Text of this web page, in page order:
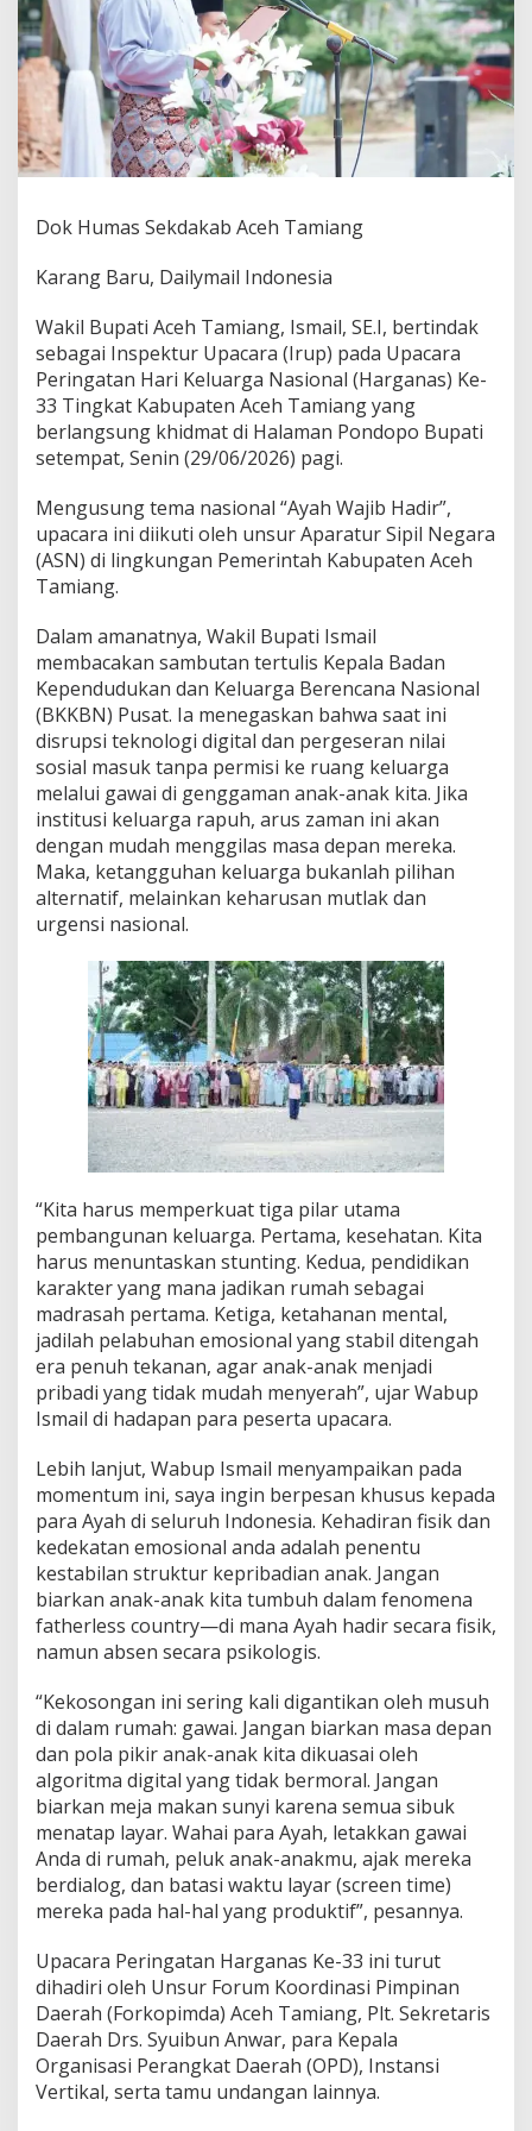
-
3
3
W
a
b
u
I
m
a
l
T
e
a
n
k
n
P
e
n
n
g
n
y
a
P
e
r
a
n
A
k
i
f
y
a
h
u
n
t
u
k
e
b
a
n
g
u
n
a
n
K
e
l
a
r
g
a
Dok Humas Sekdakab Aceh Tamiang
Karang Baru, Dailymail Indonesia
Wakil Bupati Aceh Tamiang, Ismail, SE.I, bertindak
sebagai Inspektur Upacara (Irup) pada Upacara
Peringatan Hari Keluarga Nasional (Harganas) Ke-
33 Tingkat Kabupaten Aceh Tamiang yang
berlangsung khidmat di Halaman Pondopo Bupati
setempat, Senin (29/06/2026) pagi.
Mengusung tema nasional “Ayah Wajib Hadir”,
upacara ini diikuti oleh unsur Aparatur Sipil Negara
(ASN) di lingkungan Pemerintah Kabupaten Aceh
Tamiang.
Dalam amanatnya, Wakil Bupati Ismail
membacakan sambutan tertulis Kepala Badan
Kependudukan dan Keluarga Berencana Nasional
(BKKBN) Pusat. Ia menegaskan bahwa saat ini
disrupsi teknologi digital dan pergeseran nilai
sosial masuk tanpa permisi ke ruang keluarga
melalui gawai di genggaman anak-anak kita. Jika
institusi keluarga rapuh, arus zaman ini akan
dengan mudah menggilas masa depan mereka.
Maka, ketangguhan keluarga bukanlah pilihan
alternatif, melainkan keharusan mutlak dan
urgensi nasional.
“Kita harus memperkuat tiga pilar utama
pembangunan keluarga. Pertama, kesehatan. Kita
harus menuntaskan stunting. Kedua, pendidikan
karakter yang mana jadikan rumah sebagai
madrasah pertama. Ketiga, ketahanan mental,
jadilah pelabuhan emosional yang stabil ditengah
era penuh tekanan, agar anak-anak menjadi
pribadi yang tidak mudah menyerah”, ujar Wabup
Ismail di hadapan para peserta upacara.
Lebih lanjut, Wabup Ismail menyampaikan pada
momentum ini, saya ingin berpesan khusus kepada
para Ayah di seluruh Indonesia. Kehadiran fisik dan
kedekatan emosional anda adalah penentu
kestabilan struktur kepribadian anak. Jangan
biarkan anak-anak kita tumbuh dalam fenomena
fatherless country—di mana Ayah hadir secara fisik,
namun absen secara psikologis.
“Kekosongan ini sering kali digantikan oleh musuh
di dalam rumah: gawai. Jangan biarkan masa depan
dan pola pikir anak-anak kita dikuasai oleh
algoritma digital yang tidak bermoral. Jangan
biarkan meja makan sunyi karena semua sibuk
menatap layar. Wahai para Ayah, letakkan gawai
Anda di rumah, peluk anak-anakmu, ajak mereka
berdialog, dan batasi waktu layar (screen time)
mereka pada hal-hal yang produktif”, pesannya.
Upacara Peringatan Harganas Ke-33 ini turut
dihadiri oleh Unsur Forum Koordinasi Pimpinan
Daerah (Forkopimda) Aceh Tamiang, Plt. Sekretaris
Daerah Drs. Syuibun Anwar, para Kepala
Organisasi Perangkat Daerah (OPD), Instansi
Vertikal, serta tamu undangan lainnya.